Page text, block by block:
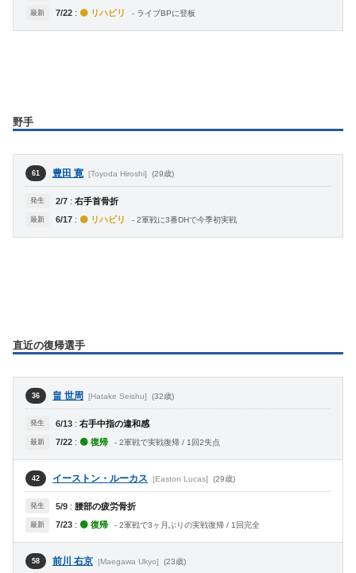
最新 7/22 : 🟡 リハビリ - ライブBPに登板
野手
61 豊田 寛 [Toyoda Hiroshi] (29歳)
発生 2/7 : 右手首骨折
最新 6/17 : 🟡 リハビリ - 2軍戦に3番DHで今季初実戦
直近の復帰選手
36 畠 世周 [Hatake Seishu] (32歳)
発生 6/13 : 右手中指の違和感
最新 7/22 : 🟢 復帰 - 2軍戦で実戦復帰 / 1回2失点
42 イーストン・ルーカス [Easton Lucas] (29歳)
発生 5/9 : 腰部の疲労骨折
最新 7/23 : 🟢 復帰 - 2軍戦で3ヶ月ぶりの実戦復帰 / 1回完全
58 前川 右京 [Maegawa Ukyo] (23歳)